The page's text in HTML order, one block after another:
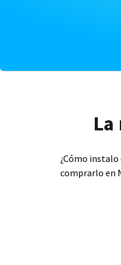
¿Cómo instalo
comprarlo en